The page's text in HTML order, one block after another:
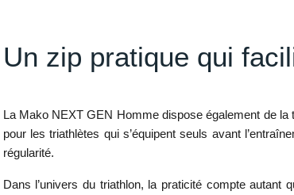
Un zip pratique qui
La Mako NEXT GEN Homme dispose également de la
pour les triathlètes qui s’équipent seuls avant
régularité.
Dans l’univers du triathlon, la praticité compte